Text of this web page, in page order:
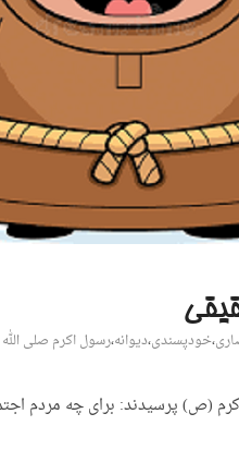
،خودپسندی،دیوانه،رسول اکرم صلی الله
(ص) پرسیدند: برای چه مردم